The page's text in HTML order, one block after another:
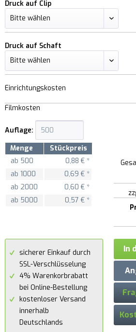
Druck auf Clip
Druck auf Schaft
Einrichtungskosten
Filmkosten
Auflage:
Menge
Stückpreis
ab 500
0,88 € *
ab 1000
0,69 € *
ab 2000
0,60 € *
ab 5000 0,57 € *
sicherer Einkauf durch
SSL-Verschlüsselung
4% Warenkorbrabatt
bei Online-Bestellung
kostenloser Versand
innerhalb
Deutschlands
In